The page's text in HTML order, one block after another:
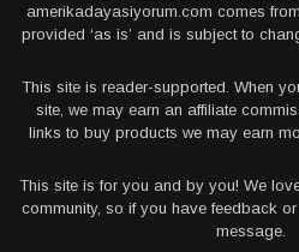
amerikadayasiyorum.com comes
provided ‘as is’ and is subject to
This site is reader-supported. When
site, we may earn an affiliate
links to buy products we may earn
This site is for you and by you! We
community, so if you have feedback
message.